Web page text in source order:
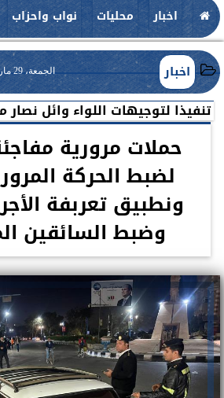
اخبار محليات نواب واحزاب
اخبار الجمعة، 29 مارس 2024
تنفيذا لتوجيهات اللواء وائل
حملات مرورية
لضبط الحركة
ونطبيق تعربفة
وضبط السائقين